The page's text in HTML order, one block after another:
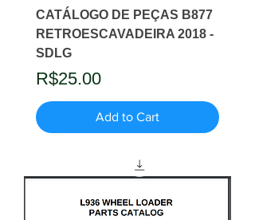
CATÁLOGO DE PEÇAS B877
RETROESCAVADEIRA 2018 -
SDLG
Price
R$25.00
Add to Cart